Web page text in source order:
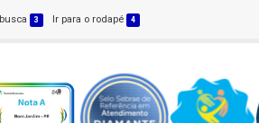
3 Ir para o rodapé 4